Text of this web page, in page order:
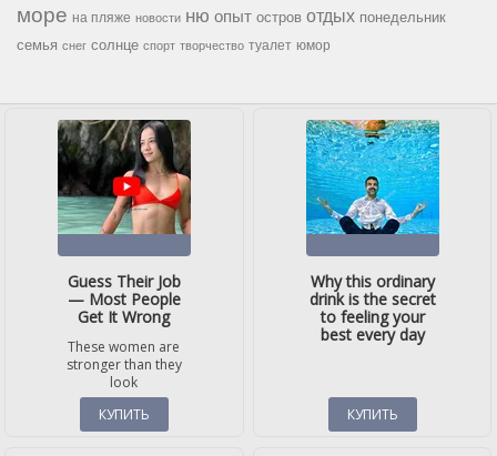
море на пляже новости ню опыт остров отдых понедельник
семья снег солнце спорт творчество туалет юмор